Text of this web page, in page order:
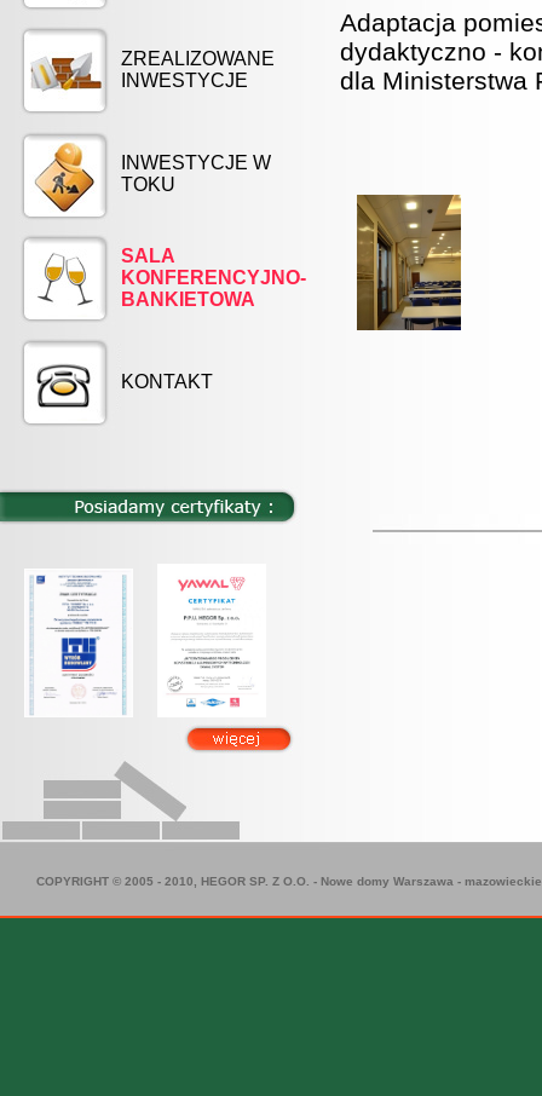
ZREALIZOWANE
INWESTYCJE
INWESTYCJE W
TOKU
SALA
KONFERENCYJNO-
BANKIETOWA
KONTAKT
Adaptacja
dydaktyczno -
dla Ministerstwa
COPYRIGHT © 2005 - 2010, HEGOR SP. Z O.O. - Nowe domy Warszawa - mazowieckie